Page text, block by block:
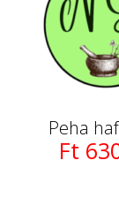
Peha
Ft